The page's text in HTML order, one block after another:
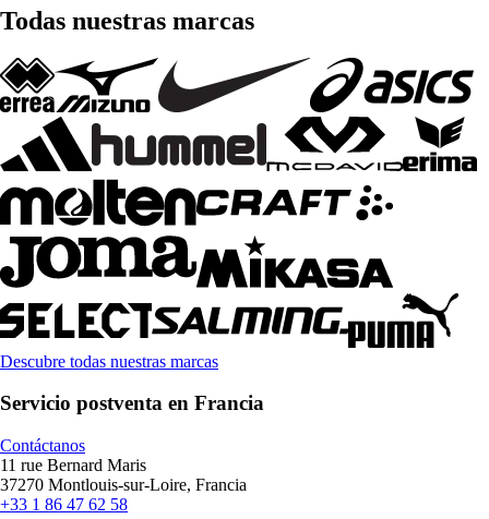
Todas nuestras marcas
Descubre todas nuestras marcas
Servicio postventa en Francia
Contáctanos
11 rue Bernard Maris
37270 Montlouis-sur-Loire, Francia
+33 1 86 47 62 58